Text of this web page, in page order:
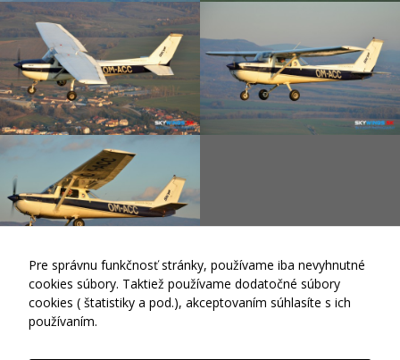
Reims F-150M OM-ACC, (ex D-EMFL), SkyService,
2015
Pre správnu funkčnosť stránky, používame iba nevyhnutné
cookies súbory. Taktiež používame dodatočné súbory
cookies ( štatistiky a pod.), akceptovaním súhlasíte s ich
používaním.
stránke a
používať jej
funkcie.
Tieto súbory
cookies
neukladajú
žiadne
informácie o
vás, ktoré by
sa dali použiť
na marketing
alebo na
zapamätanie
si, čo ste si
pozerali.
Analytické